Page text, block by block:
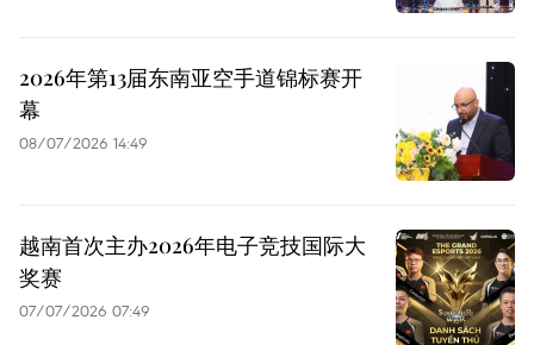
2026年第13届东南亚空手道锦标赛开
幕
08/07/2026 14:49
越南首次主办2026年电子竞技国际大
奖赛
07/07/2026 07:49